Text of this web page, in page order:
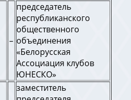
–
председатель
республиканского
общественного
объединения
«Белорусская
Ассоциация клубов
ЮНЕСКО»
заместитель